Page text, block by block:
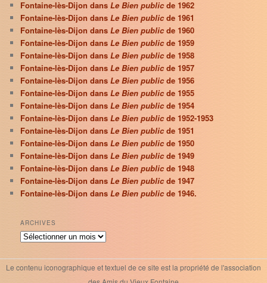
Fontaine-lès-Dijon dansLe Bien publicde 1962
Fontaine-lès-Dijon dansLe Bien publicde 1961
Fontaine-lès-Dijon dansLe Bien public de 1960
Fontaine-lès-Dijon dansLe Bien publicde 1959
Fontaine-lès-Dijon dansLe Bien publicde 1958
Fontaine-lès-Dijon dansLe Bien public de 1957
Fontaine-lès-Dijon dansLe Bien publicde 1956
Fontaine-lès-Dijon dansLe Bien publicde 1955
Fontaine-lès-Dijon dansLe Bien public de 1954
Fontaine-lès-Dijon dansLe Bien publicde 1952-1953
Fontaine-lès-Dijon dansLe Bien publicde 1951
Fontaine-lès-Dijon dansLe Bien public de 1950
Fontaine-lès-Dijon dansLe Bien publicde 1949
Fontaine-lès-Dijon dansLe Bien publicde 1948
Fontaine-lès-Dijon dansLe Bien public de 1947
Fontaine-lès-Dijon dansLe Bien publicde 1946.
ARCHIVES
Archives
Le contenu iconographique et textuel de ce site est la propriété de l'association